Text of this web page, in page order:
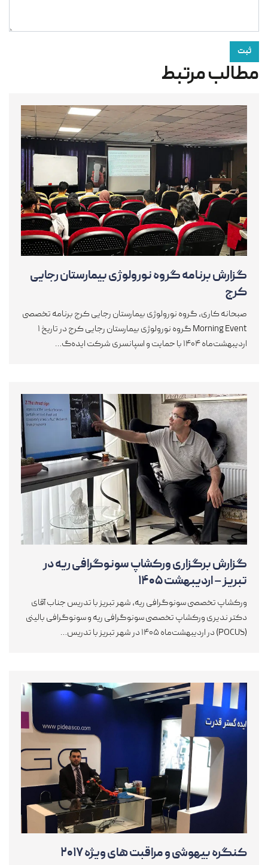
ثبت
مطالب مرتبط
گزارش برنامه گروه نورولوژی بیمارستان رجایی
کرج
صبحانه کاری، گروه نورولوژی بیمارستان رجایی کرج برنامه تخصصی
Morning Event گروه نورولوژی بیمارستان رجایی کرج در تاریخ ۱
اردیبهشت‌ماه ۱۴۰۴ با حمایت و اسپانسری شرکت ایده‌گ…
گزارش برگزاری ورکشاپ سونوگرافی ریه در
تبریز – اردیبهشت ۱۴۰۵
ورکشاپ تخصصی سونوگرافی ریه، شهر تبریز با تدریس جناب آقای
دکتر ندیری ورکشاپ تخصصی سونوگرافی ریه و سونوگرافی بالینی
(POCUS) در اردیبهشت‌ماه ۱۴۰۵ در شهر تبریز با تدریس…